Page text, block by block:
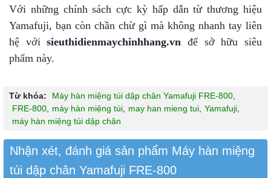
Với những chính sách cực kỳ hấp dẫn từ thương hiệu
Yamafuji, bạn còn chần chừ gì mà không nhanh tay liên
hệ vớisieuthidienmaychinhhang.vn để sở hữu siêu
phẩm này.
Từ khóa: Máy hàn miệng túi dập chân Yamafuji FRE-800,
FRE-800, máy hàn miệng túi, may han mieng tui, Yamafuji,
máy hàn miệng túi dập chân
Nhận xét, đánh giá sản phẩm Máy hàn miệng
túi dập chân Yamafuji FRE-800